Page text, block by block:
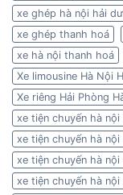
xe ghép hà nội hải
xe ghép thanh hoá
xe hà nội thanh hoá
Xe limousine Hà Nội
Xe riêng Hải Phòng
xe tiện chuyến hà
xe tiện chuyến hà
xe tiện chuyến hà nội
xe tiện chuyến hà